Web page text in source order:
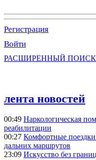
Регистрация
Войти
РАСШИРЕННЫЙ ПОИСК
лента новостей
00:49 Наркологическая
реабилитации
00:27 Комфортные поездки
дальних маршрутов
23:09 Искусство без